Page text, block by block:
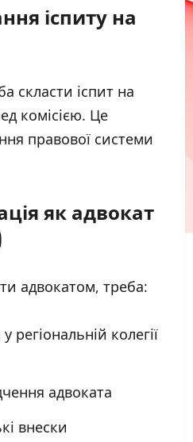
іспиту на
скласти іспит на
комісією. Це
правової системи
як адвокат
адвокатом, треба:
регіональній колегії
адвоката
внески